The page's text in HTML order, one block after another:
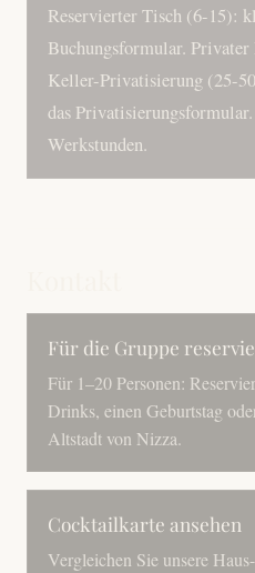
Reservierter Tisch (6-15):
Buchungsformular.
Keller-Privatisierung (25-
das
Werkstunden.
Für die Gruppe
Für 1–20 Personen:
Drinks, einen Geburtstag
Altstadt von Nizza.
Cocktailkarte ansehen
Vergleichen Sie unsere